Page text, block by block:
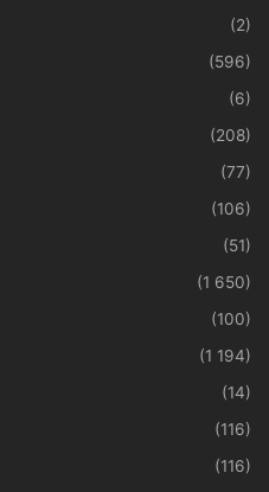
(2)
(596)
(6)
(208)
(77)
(106)
(51)
(1 650)
(100)
(1 194)
(14)
(116)
(116)